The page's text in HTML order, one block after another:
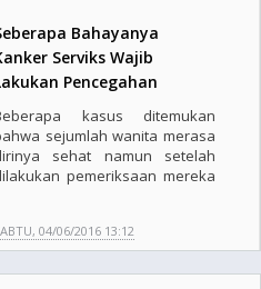
Bahayanya
Serviks Wajib
Pencegahan
kasus ditemukan
sejumlah wanita merasa
sehat namun setelah
pemeriksaan mereka
04/06/2016 13:12